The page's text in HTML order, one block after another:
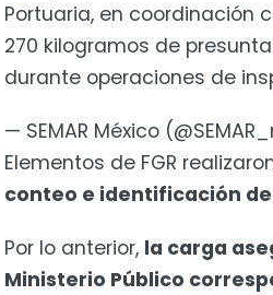
Portuaria, en coordinación
270 kilogramos de
durante operaciones de
— SEMAR México
Elementos de FGR
conteo e identificación
Por lo anterior, la carga
Ministerio Público